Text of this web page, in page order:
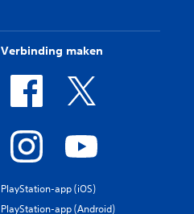
Verbinding maken
PlayStation-app (iOS)
PlayStation-app (Android)